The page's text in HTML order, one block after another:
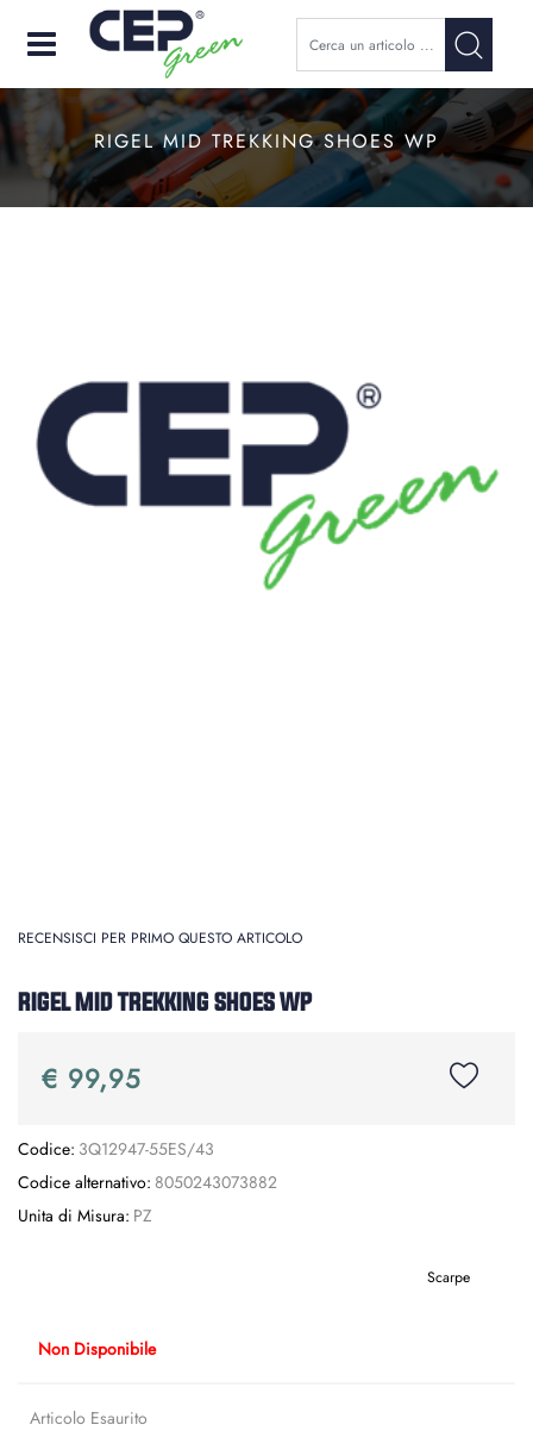
Open
RIGEL MID TREKKING SHOES WP
RECENSISCI PER PRIMO QUESTO ARTICOLO
RIGEL MID TREKKING SHOES WP
€ 99,95
Codice: 3Q12947-55ES/43
Codice alternativo: 8050243073882
Unita di Misura: PZ
Scarpe
Non Disponibile
Articolo Esaurito